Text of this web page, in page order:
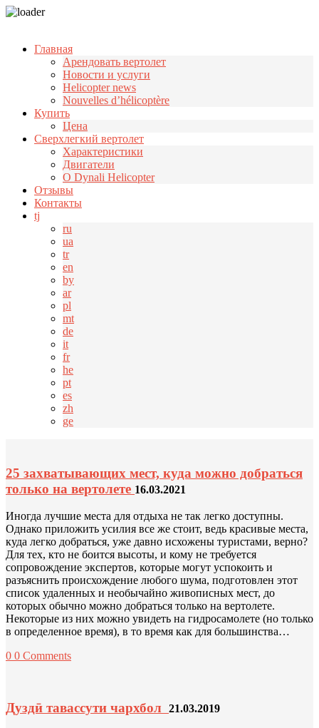
Главная
Арендовать вертолет
Новости и услуги
Helicopter news
Nouvelles d’hélicoptère
Купить
Цена
Cверхлегкий вертолет
Характеристики
Двигатели
О Dynali Helicopter
Отзывы
Контакты
tj
ru
ua
tr
en
by
ar
pl
mt
de
it
fr
he
pt
es
zh
ge
25 захватывающих мест, куда можно добраться
только на вертолете 16.03.2021
Иногда лучшие места для отдыха не так легко доступны.
Однако приложить усилия все же стоит, ведь красивые места,
куда легко добраться, уже давно исхожены туристами, верно?
Для тех, кто не боится высоты, и кому не требуется
сопровождение экспертов, которые могут успокоить и
разъяснить происхождение любого шума, подготовлен этот
список удаленных и необычайно живописных мест, до
которых обычно можно добраться только на вертолете.
Некоторые из них можно увидеть на гидросамолете (но только
в определенное время), в то время как для большинства…
0 0 Comments
Дуздӣ тавассути чархбол 21.03.2019